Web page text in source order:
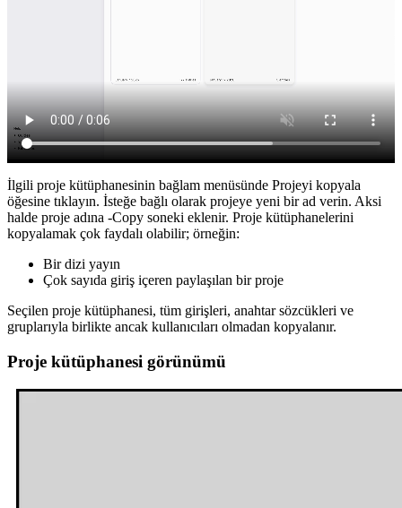
İlgili proje kütüphanesinin bağlam menüsünde Projeyi kopyala
öğesine tıklayın. İsteğe bağlı olarak projeye yeni bir ad verin. Aksi
halde proje adına -Copy soneki eklenir. Proje kütüphanelerini
kopyalamak çok faydalı olabilir; örneğin:
Bir dizi yayın
Çok sayıda giriş içeren paylaşılan bir proje
Seçilen proje kütüphanesi, tüm girişleri, anahtar sözcükleri ve
gruplarıyla birlikte ancak kullanıcıları olmadan kopyalanır.
Proje kütüphanesi görünümü